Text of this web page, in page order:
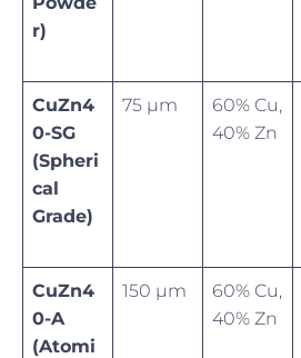
r)
CuZn4
0-SG
(Spheri
cal
Grade)
75 µm
60% Cu,
40% Zn
CuZn4
0-A
(Atomi
150 µm
60% Cu,
40% Zn